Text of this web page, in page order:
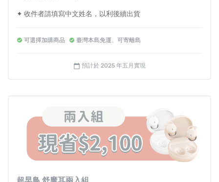
失眠問題好嚴重😵‍💫..每 4 人就有 1 人有睡眠問題 !
福部台北醫學睡眠中心的問卷標準，如 K-PSQI 睡眠品質量
☑️助眠 ☑️放鬆 ☑️專注 ☑️冥想 使用專屬 APP 皆可隨心享用 !
時尚輕巧外型 ‧ 好收納好攜帶
戴上舒魔耳 正睡、側睡都不壓耳 !
✦ 收件者請填寫中文姓名，以利後續出貨
可選擇加購商品 臺灣本島免運、可寄離島
calendar_today 預計於 2025 年五月實現
超早鳥 舒魔耳兩入組